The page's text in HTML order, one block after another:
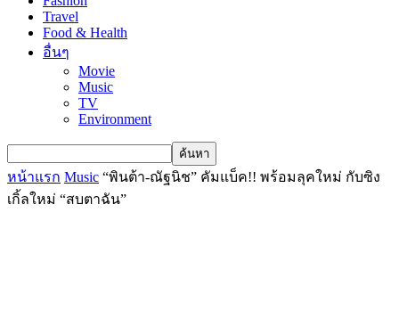
Travel
Food & Health
อื่นๆ
Movie
Music
TV
Environment
หน้าแรก Music “พินต้า-ณัฐนิช” คัมแบ็ค!! พร้อมลุคใหม่ กับซิง
เกิ้ลใหม่ “สบตาฉัน”